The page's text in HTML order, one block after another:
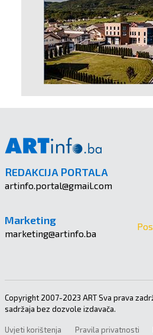
REDAKCIJA PORTALA
artinfo.portal@gmail.com
Marketing
marketing@artinfo.ba
Copyright 2007-2023 ART Sva prava
sadržaja bez dozvole izdavača.
Uvjeti korištenja Pravila privatnosti